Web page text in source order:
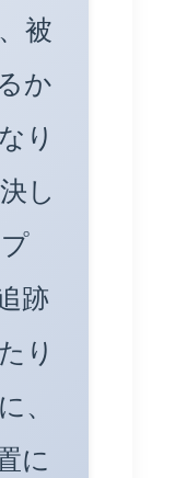
被
か
り
し
跡
り
に